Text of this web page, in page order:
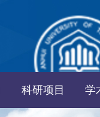
科研项目 学